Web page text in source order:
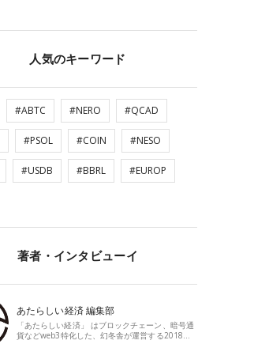
人気のキーワード
#ABTC #NERO #QCAD
#PSOL #COIN #NESO
#USDB #BBRL #EUROP
著者・インタビューイ
あたらしい経済 編集部
「あたらしい経済」 はブロックチェーン、暗号通
貨などweb3特化した、幻冬舎が運営する2018…